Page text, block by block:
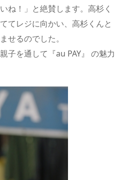
ね！」と絶賛します。高杉く
てレジに向かい、高杉くんと
せるのでした。
子を通して『au PAY』 の魅力